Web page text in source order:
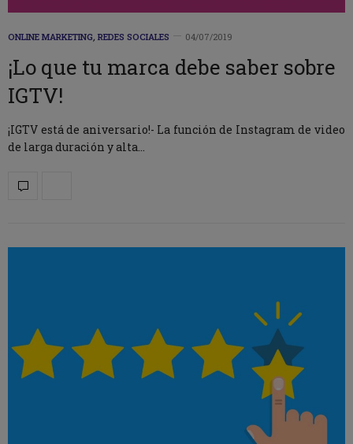
ONLINE MARKETING, REDES SOCIALES 04/07/2019
¡Lo que tu marca debe saber sobre
IGTV!
¡IGTV está de aniversario!- La función de Instagram de video
de larga duración y alta…